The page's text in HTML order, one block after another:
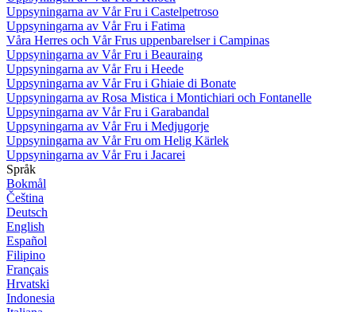
Uppsyningarna av Vår Fru i Castelpetroso
Uppsyningarna av Vår Fru i Fatima
Våra Herres och Vår Frus uppenbarelser i Campinas
Uppsyningarna av Vår Fru i Beauraing
Uppsyningarna av Vår Fru i Heede
Uppsyningarna av Vår Fru i Ghiaie di Bonate
Uppsyningarna av Rosa Mistica i Montichiari och Fontanelle
Uppsyningarna av Vår Fru i Garabandal
Uppsyningarna av Vår Fru i Medjugorje
Uppsyningarna av Vår Fru om Helig Kärlek
Uppsyningarna av Vår Fru i Jacarei
Språk
Bokmål
Čeština
Deutsch
English
Español
Filipino
Français
Hrvatski
Indonesia